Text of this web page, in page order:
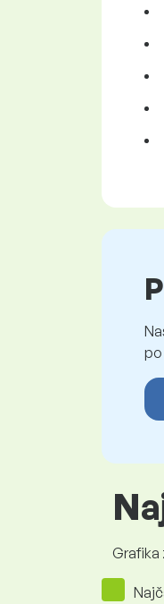
po
Grafika